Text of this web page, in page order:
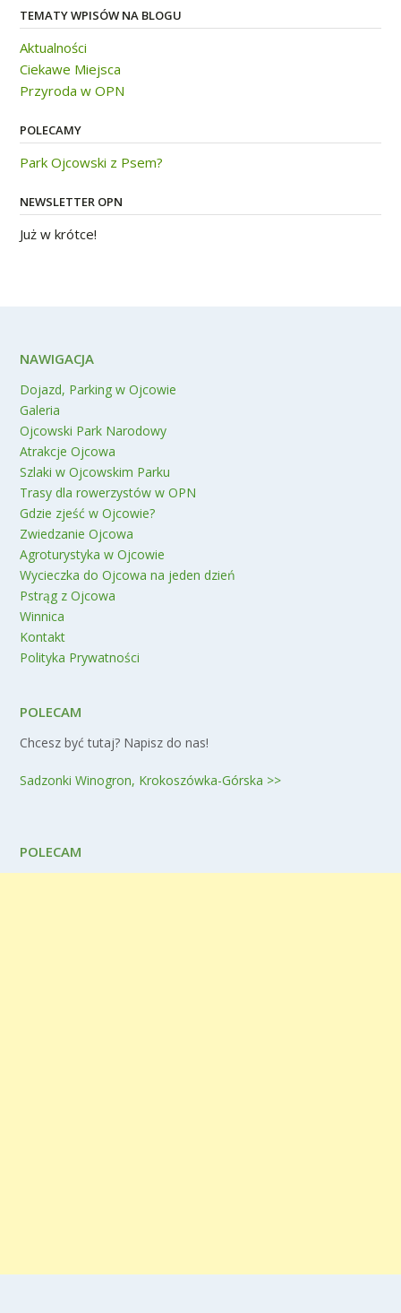
TEMATY WPISÓW NA BLOGU
Aktualności
Ciekawe Miejsca
Przyroda w OPN
POLECAMY
Park Ojcowski z Psem?
NEWSLETTER OPN
Już w krótce!
NAWIGACJA
Dojazd, Parking w Ojcowie
Galeria
Ojcowski Park Narodowy
Atrakcje Ojcowa
Szlaki w Ojcowskim Parku
Trasy dla rowerzystów w OPN
Gdzie zjeść w Ojcowie?
Zwiedzanie Ojcowa
Agroturystyka w Ojcowie
Wycieczka do Ojcowa na jeden dzień
Pstrąg z Ojcowa
Winnica
Kontakt
Polityka Prywatności
POLECAM
Chcesz być tutaj? Napisz do nas!
Sadzonki Winogron, Krokoszówka-Górska >>
POLECAM